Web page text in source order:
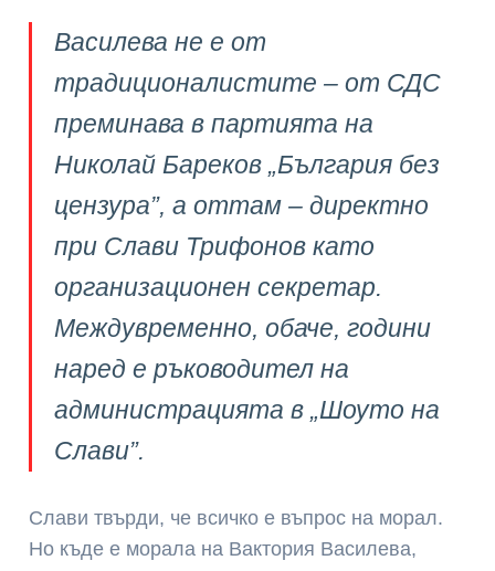
Василева не е от
традиционалистите – от СДС
преминава в партията на
Николай Бареков „България без
цензура”, а оттам – директно
при Слави Трифонов като
организационен секретар.
Междувременно, обаче, години
наред е ръководител на
администрацията в „Шоуто на
Слави”.
Слави твърди, че всичко е въпрос на морал.
Но къде е морала на Вактория Василева,